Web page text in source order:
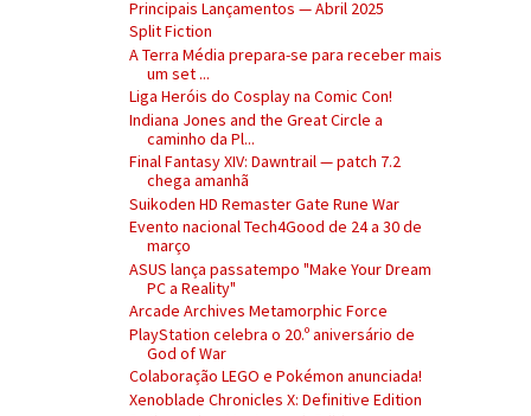
Principais Lançamentos — Abril 2025
Split Fiction
A Terra Média prepara-se para receber mais
um set ...
Liga Heróis do Cosplay na Comic Con!
Indiana Jones and the Great Circle a
caminho da Pl...
Final Fantasy XIV: Dawntrail — patch 7.2
chega amanhã
Suikoden HD Remaster Gate Rune War
Evento nacional Tech4Good de 24 a 30 de
março
ASUS lança passatempo "Make Your Dream
PC a Reality"
Arcade Archives Metamorphic Force
PlayStation celebra o 20.º aniversário de
God of War
Colaboração LEGO e Pokémon anunciada!
Xenoblade Chronicles X: Definitive Edition